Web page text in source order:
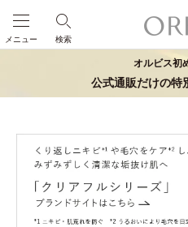
検索
メニュー
オルビス初
公式通販だけの特